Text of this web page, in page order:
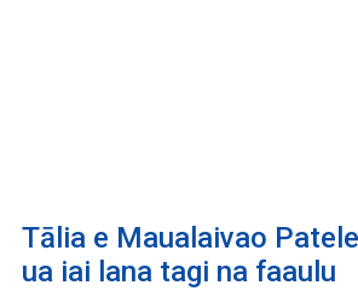
Tālia e Maualaivao
ua iai lana tagi na faaulu